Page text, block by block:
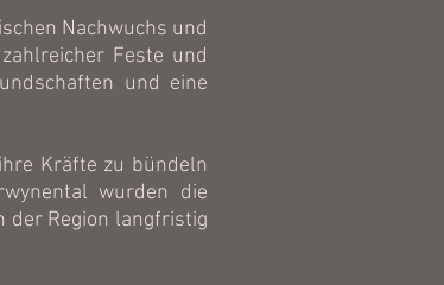
Nachwuchs und
Feste und
und eine
Kräfte zu bündeln
wurden die
der Region langfristig